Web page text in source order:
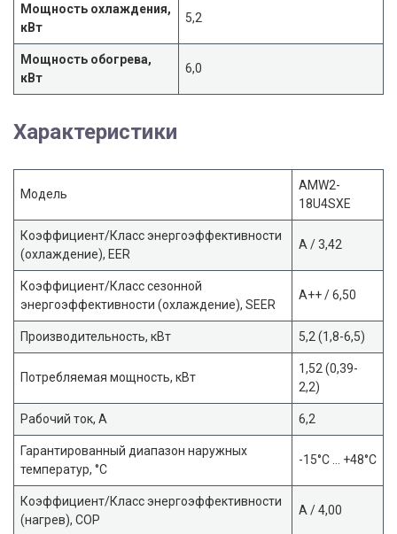
Мощность охлаждения,
кВт
5,2
Мощность обогрева,
кВт
6,0
Характеристики
Модель
AMW2-
18U4SXE
Коэффициент/Класс энергоэффективности
(охлаждение), EER
А / 3,42
Коэффициент/Класс сезонной
энергоэффективности (охлаждение), SEER
A++ / 6,50
Производительность, кВт 5,2 (1,8-6,5)
Потребляемая мощность, кВт
1,52 (0,39-
2,2)
Рабочий ток, А 6,2
Гарантированный диапазон наружных
температур, °С
-15°C … +48°C
Коэффициент/Класс энергоэффективности
(нагрев), COP
А / 4,00